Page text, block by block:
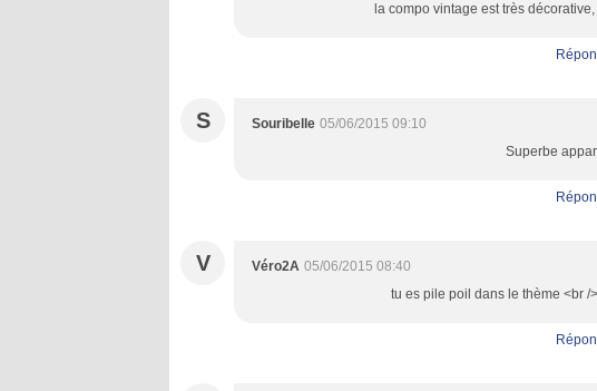
la compo vintage est très
S Souribelle 05/06/2015 09:10
Superbe
V Véro2A 05/06/2015 08:40
tu es pile poil dans le thème <br